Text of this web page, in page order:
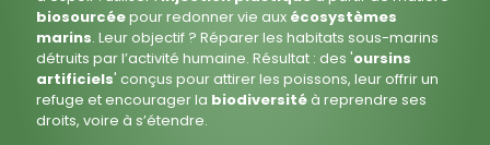
biosourcéepour redonner vie aux écosystèmes
marins. Leur objectif ? Réparer les habitats sous-marins
détruits par l’activité humaine. Résultat : des 'oursins
artificiels' conçus pour attirer les poissons, leur offrir un
refuge et encourager la biodiversité à reprendre ses
droits, voire à s’étendre.